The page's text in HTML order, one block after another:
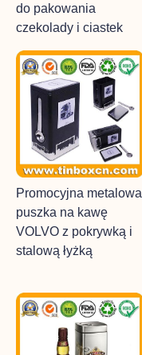
do pakowania
czekolady i ciastek
Promocyjna metalowa
puszka na kawę
VOLVO z pokrywką i
stalową łyżką